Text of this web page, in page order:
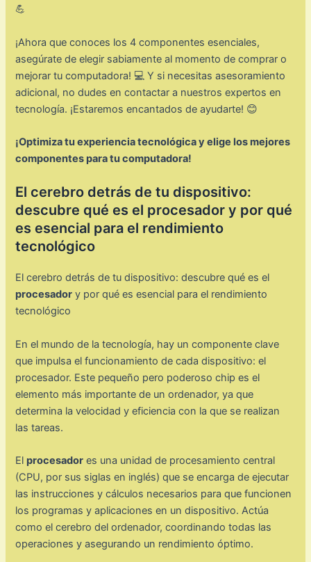
💪
¡Ahora que conoces los 4 componentes esenciales,
asegúrate de elegir sabiamente al momento de comprar o
mejorar tu computadora! 💻 Y si necesitas asesoramiento
adicional, no dudes en contactar a nuestros expertos en
tecnología. ¡Estaremos encantados de ayudarte! 😊
¡Optimiza tu experiencia tecnológica y elige los mejores
componentes para tu computadora!
El cerebro detrás de tu dispositivo:
descubre qué es el procesador y por qué
es esencial para el rendimiento
tecnológico
El cerebro detrás de tu dispositivo: descubre qué es el
procesador y por qué es esencial para el rendimiento
tecnológico
En el mundo de la tecnología, hay un componente clave
que impulsa el funcionamiento de cada dispositivo: el
procesador. Este pequeño pero poderoso chip es el
elemento más importante de un ordenador, ya que
determina la velocidad y eficiencia con la que se realizan
las tareas.
El procesador es una unidad de procesamiento central
(CPU, por sus siglas en inglés) que se encarga de ejecutar
las instrucciones y cálculos necesarios para que funcionen
los programas y aplicaciones en un dispositivo. Actúa
como el cerebro del ordenador, coordinando todas las
operaciones y asegurando un rendimiento óptimo.